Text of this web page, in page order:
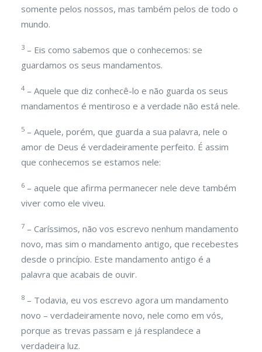
somente pelos nossos, mas também pelos de todo o
mundo.
3 – Eis como sabemos que o conhecemos: se
guardamos os seus mandamentos.
4 – Aquele que diz conhecê-lo e não guarda os seus
mandamentos é mentiroso e a verdade não está nele.
5 – Aquele, porém, que guarda a sua palavra, nele o
amor de Deus é verdadeiramente perfeito. É assim
que conhecemos se estamos nele:
6 – aquele que afirma permanecer nele deve também
viver como ele viveu.
7 – Caríssimos, não vos escrevo nenhum mandamento
novo, mas sim o mandamento antigo, que recebestes
desde o princípio. Este mandamento antigo é a
palavra que acabais de ouvir.
8 – Todavia, eu vos escrevo agora um mandamento
novo – verdadeiramente novo, nele como em vós,
porque as trevas passam e já resplandece a
verdadeira luz.